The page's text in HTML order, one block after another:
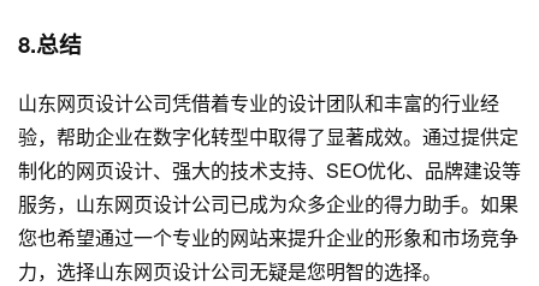
8.总结
山东网页设计公司凭借着专业的设计团队和丰富的行业经
验，帮助企业在数字化转型中取得了显著成效。通过提供定
制化的网页设计、强大的技术支持、SEO优化、品牌建设等
服务，山东网页设计公司已成为众多企业的得力助手。如果
您也希望通过一个专业的网站来提升企业的形象和市场竞争
力，选择山东网页设计公司无疑是您明智的选择。